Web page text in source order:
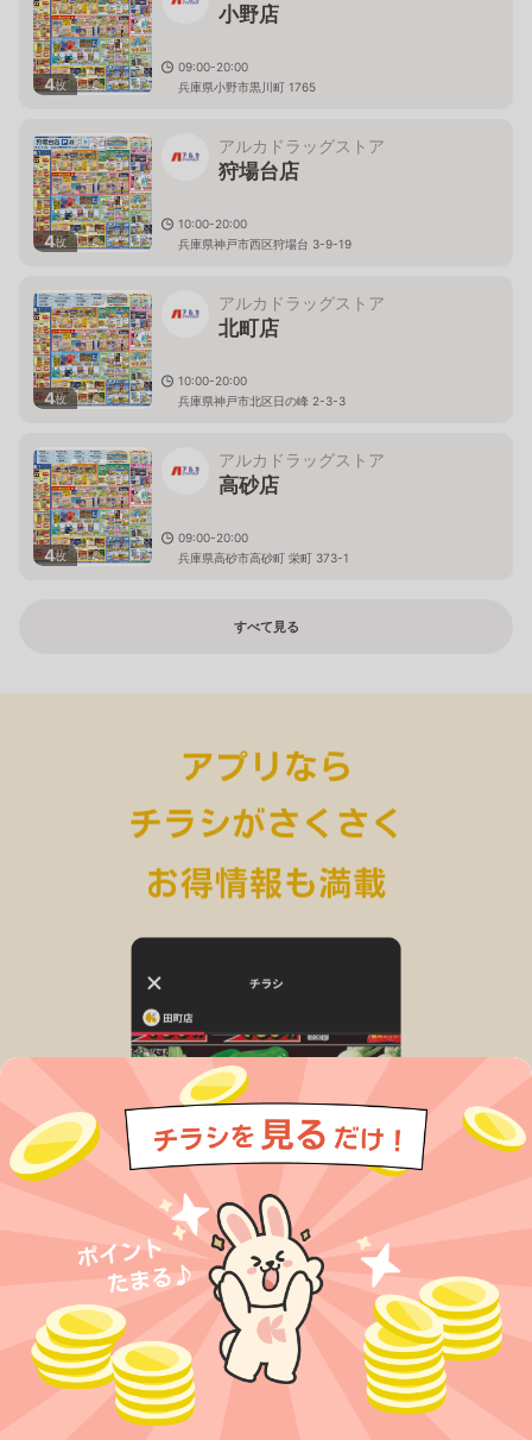
4枚
小野店
09:00-20:00
兵庫県小野市黒川町 1765
4枚
アルカドラッグストア
狩場台店
10:00-20:00
兵庫県神戸市西区狩場台 3-9-19
4枚
アルカドラッグストア
北町店
10:00-20:00
兵庫県神戸市北区日の峰 2-3-3
4枚
アルカドラッグストア
高砂店
09:00-20:00
兵庫県高砂市高砂町 栄町 373-1
すべて見る